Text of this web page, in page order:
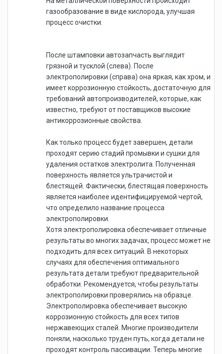
газообразование в виде кислорода, улучшая
процесс очистки.
После штамповки автозапчасть выглядит
грязной и тусклой (слева). После
электрополировки (справа) она яркая, как хром, и
имеет коррозионную стойкость, достаточную для
требований автопроизводителей, которые, как
известно, требуют от поставщиков высокие
антикоррозионные свойства.
Как только процесс будет завершен, детали
проходят серию стадий промывки и сушки для
удаления остатков электролита. Полученная
поверхность является ультрачистой и
блестящей. Фактически, блестящая поверхность
является наиболее идентифицируемой чертой,
что определило название процесса
электрополировки.
Хотя электрополировка обеспечивает отличные
результаты во многих задачах, процесс может не
подходить для всех ситуаций. В некоторых
случаях для обеспечения оптимального
результата детали требуют предварительной
обработки. Рекомендуется, чтобы результаты
электрополировки проверялись на образце.
Электрополировка обеспечивает высокую
коррозионную стойкость для всех типов
нержавеющих сталей. Многие производители
поняли, насколько труден путь, когда детали не
проходят контроль пассивации. Теперь многие